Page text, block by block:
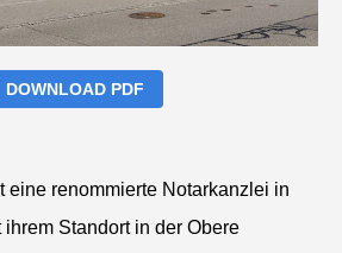
DOWNLOAD PDF
eine renommierte Notarkanzlei in
Standort in der Obere